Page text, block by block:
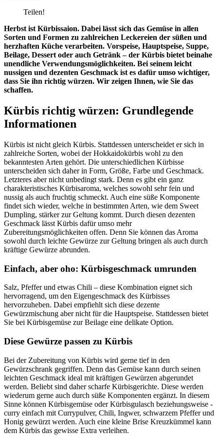
Teilen!
Herbst ist Kürbissaion. Dabei lässt sich das Gemüse in allen
Sorten und Formen zu zahlreichen Leckereien der süßen und
herzhaften Küche verarbeiten. Vorspeise, Hauptspeise, Suppe,
Beilage, Dessert oder auch Getränk – der Kürbis bietet beinahe
unendliche Verwendungsmöglichkeiten. Bei seinem leicht
nussigen und dezenten Geschmack ist es dafür umso wichtiger,
dass Sie ihn richtig würzen. Wir zeigen Ihnen, wie Sie das
schaffen.
Kürbis richtig würzen: Grundlegende
Informationen
Kürbis ist nicht gleich Kürbis. Stattdessen unterscheidet er sich in
zahlreiche Sorten, wobei der Hokkaidokürbis wohl zu den
bekanntesten Arten gehört. Die unterschiedlichen Kürbisse
unterscheiden sich daher in Form, Größe, Farbe und Geschmack.
Letzteres aber nicht unbedingt stark. Denn es gibt ein ganz
charakteristisches Kürbisaroma, welches sowohl sehr fein und
nussig als auch fruchtig schmeckt. Auch eine süße Komponente
findet sich wieder, welche in bestimmten Arten, wie dem Sweet
Dumpling, stärker zur Geltung kommt. Durch diesen dezenten
Geschmack lässt Kürbis dafür umso mehr
Zubereitungsmöglichkeiten offen. Denn Sie können das Aroma
sowohl durch leichte Gewürze zur Geltung bringen als auch durch
kräftige Gewürze abrunden.
Einfach, aber oho: Kürbisgeschmack umrunden
Salz, Pfeffer und etwas Chili – diese Kombination eignet sich
hervorragend, um den Eigengeschmack des Kürbisses
hervorzuheben. Dabei empfiehlt sich diese dezente
Gewürzmischung aber nicht für die Hauptspeise. Stattdessen bietet
Sie bei Kürbisgemüse zur Beilage eine delikate Option.
Diese Gewürze passen zu Kürbis
Bei der Zubereitung von Kürbis wird gerne tief in den
Gewürzschrank gegriffen. Denn das Gemüse kann durch seinen
leichten Geschmack ideal mit kräftigen Gewürzen abgerundet
werden. Beliebt sind daher scharfe Kürbisgerichte. Diese werden
wiederum gerne auch durch süße Komponenten ergänzt. In diesem
Sinne können Kürbisgemüse oder Kürbisgulasch beziehungsweise -
curry einfach mit Currypulver, Chili, Ingwer, schwarzem Pfeffer und
Honig gewürzt werden. Auch eine kleine Brise Kreuzkümmel kann
dem Kürbis das gewisse Extra verleihen.